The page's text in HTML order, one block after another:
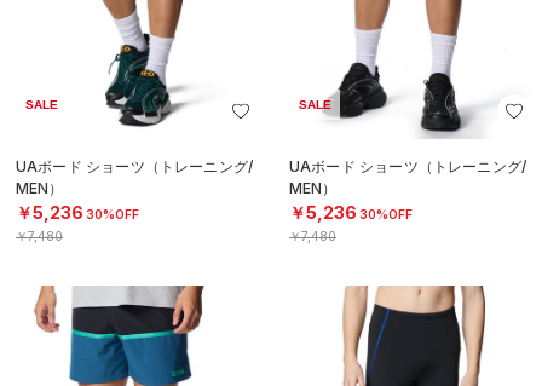
SALE
UAボード ショーツ（トレーニング/
MEN）
￥5,236 30%OFF
￥7,480
SALE
UAボード ショーツ（トレーニング/
MEN）
￥5,236 30%OFF
￥7,480